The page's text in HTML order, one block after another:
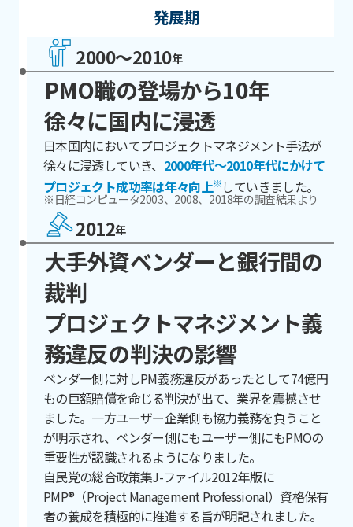
発展期
2000〜2010年
PMO職の登場から10年
徐々に国内に浸透
日本国内においてプロジェクトマネジメント手法が
徐々に浸透していき、 2000年代～2010年代にかけて
プロジェクト成功率は年々向上 していきました。
※日経コンピュータ2003、2008、2018年の調査結果より
2012年
大手外資ベンダーと銀行間の
裁判
プロジェクトマネジメント義
務違反の判決の影響
ベンダー側に対しPM義務違反があったとして74億円
もの巨額賠償を命じる判決が出て、業界を震撼させ
ました。一方ユーザー企業側も協力義務を負うこと
が明示され、ベンダー側にもユーザー側にもPMOの
重要性が認識されるようになりました。
自民党の総合政策集J-ファイル2012年版に
PMP®（Project Management Professional）資格保有
者の養成を積極的に推進する旨が明記されました。